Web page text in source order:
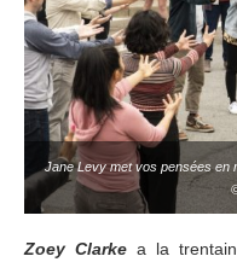
Jane Levy met vos pensées en
Zoey Clarke a la